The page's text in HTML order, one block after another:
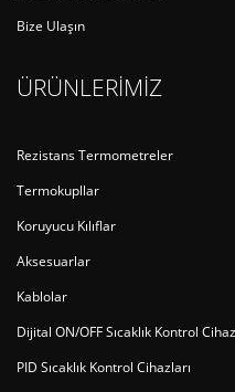
Bize Ulaşın
ÜRÜNLERİMİZ
Rezistans Termometreler
Termokupllar
Koruyucu Kılıflar
Aksesuarlar
Kablolar
Dijital ON/OFF Sıcaklık Kontrol
PID Sıcaklık Kontrol Cihazları